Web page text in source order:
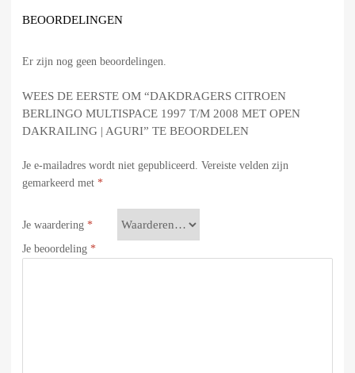
BEOORDELINGEN
Er zijn nog geen beoordelingen.
WEES DE EERSTE OM “DAKDRAGERS CITROEN
BERLINGO MULTISPACE 1997 T/M 2008 MET OPEN
DAKRAILING | AGURI” TE BEOORDELEN
Je e-mailadres wordt niet gepubliceerd. Vereiste velden zijn
gemarkeerd met *
Je waardering *
Je beoordeling *